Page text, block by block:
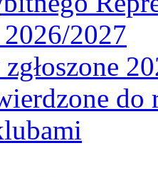
2027